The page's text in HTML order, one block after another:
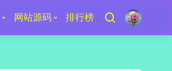
网站源码 排行榜